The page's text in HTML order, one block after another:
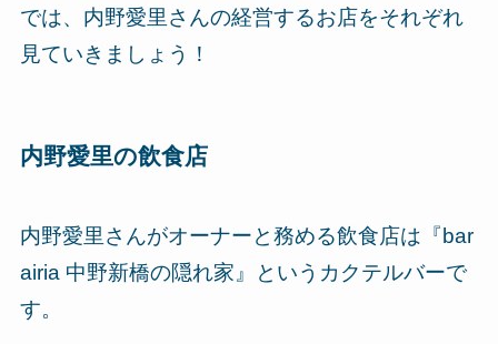
では、内野愛里さんの経営するお店をそれぞれ
見ていきましょう！
内野愛里の飲食店
内野愛里さんがオーナーと務める飲食店は『bar
airia 中野新橋の隠れ家』というカクテルバーで
す。